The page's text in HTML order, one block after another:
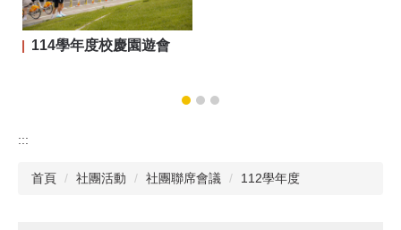
114學年度校慶園遊會
:::
首頁 社團活動 社團聯席會議 112學年度